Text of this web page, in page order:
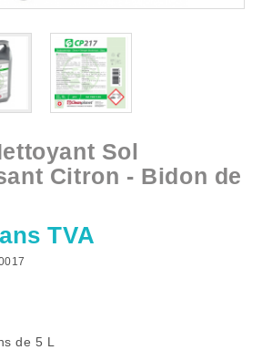
Sol
Citron - Bidon de
TVA
de 5 L